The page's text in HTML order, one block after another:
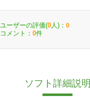
ユーザーの評価(0 人)： 0
コメント： 0件
ソフト詳細説明